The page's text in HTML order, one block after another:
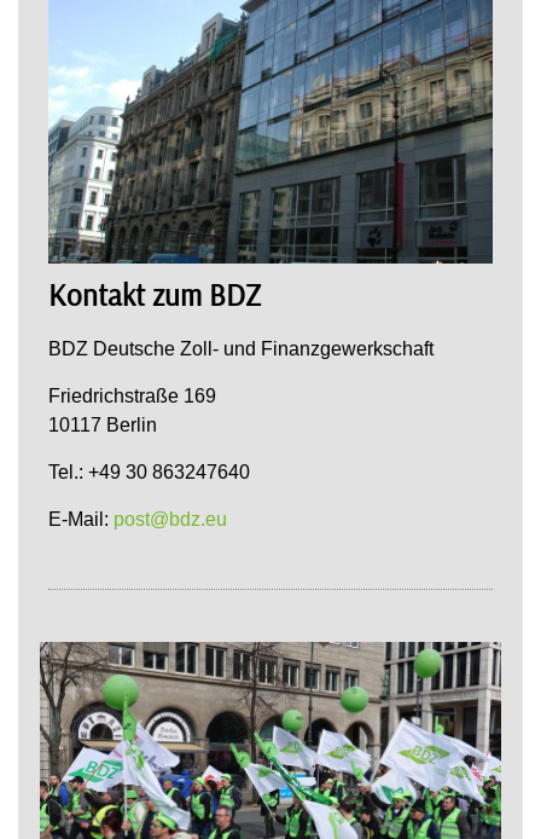
Kontakt zum BDZ
BDZ Deutsche Zoll- und Finanzgewerkschaft
Friedrichstraße 169
10117 Berlin
Tel.: +49 30 863247640
E-Mail: post@bdz.eu